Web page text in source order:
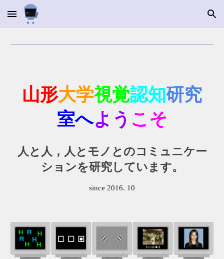
Skip to main content Skip to navigation
山形大学視覚認知研究
室へよう こそ
人と人，人とモノとのコミュニケー
ションを研究しています。
since 2016. 10